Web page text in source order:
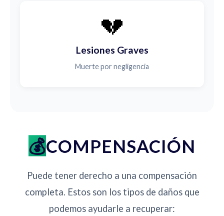
💔
Lesiones Graves
Muerte por negligencia
COMPENSACIÓN
Puede tener derecho a una compensación
completa. Estos son los tipos de daños que
podemos ayudarle a recuperar: